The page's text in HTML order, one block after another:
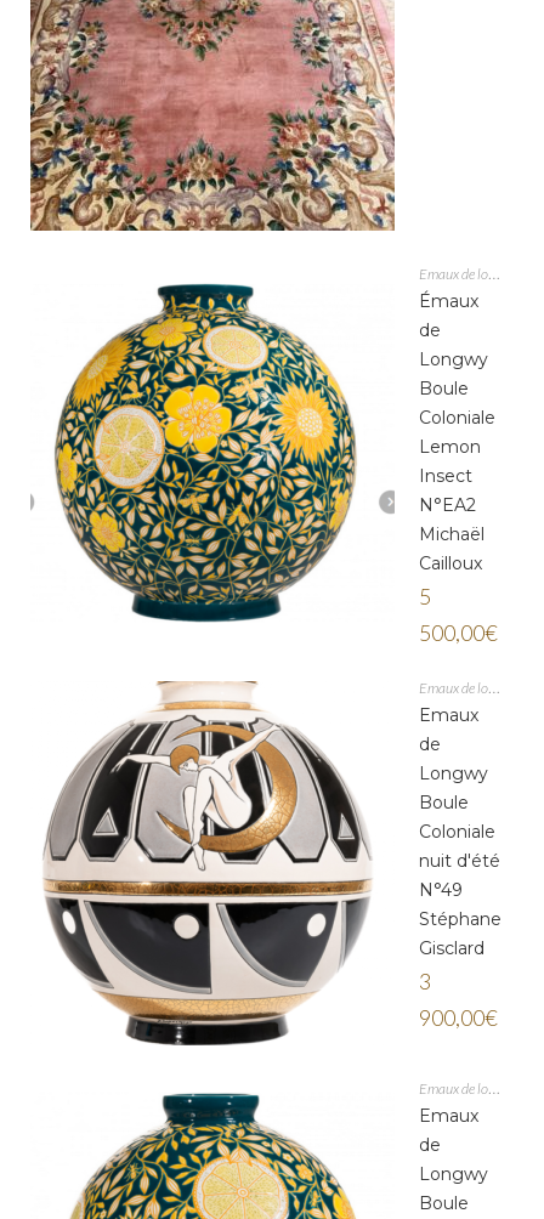
Émaux
de
Longwy
Boule
Coloniale
Lemon
Insect
N°EA2
Michaël
Cailloux
5
500,00€
Emaux
de
Longwy
Boule
Coloniale
nuit d'été
N°49
Stéphane
Gisclard
3
900,00€
Emaux
de
Longwy
Boule